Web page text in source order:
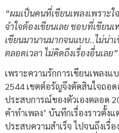
“ผมเป็นคนที่เขียนเพลงเพราะใ
จำใจต้องเขียนเลย ชอบที่เขียน
เขียนมานานมากจนแบบ..ไม่น่า
ตลอดเวลา ไม่คิดถึงเรื่องอื่นเลย”
เพราะความรักการเขียนเพลง
2544 เขตต์อรัญจึงตัดสินใจถอ
ประสบการณ์ของตัวเองตลอด
คำทำเพลง’ บันทึกเรื่องราวตั้ง
ประสบความสำเร็จ ไปจนถึงเรื่อ